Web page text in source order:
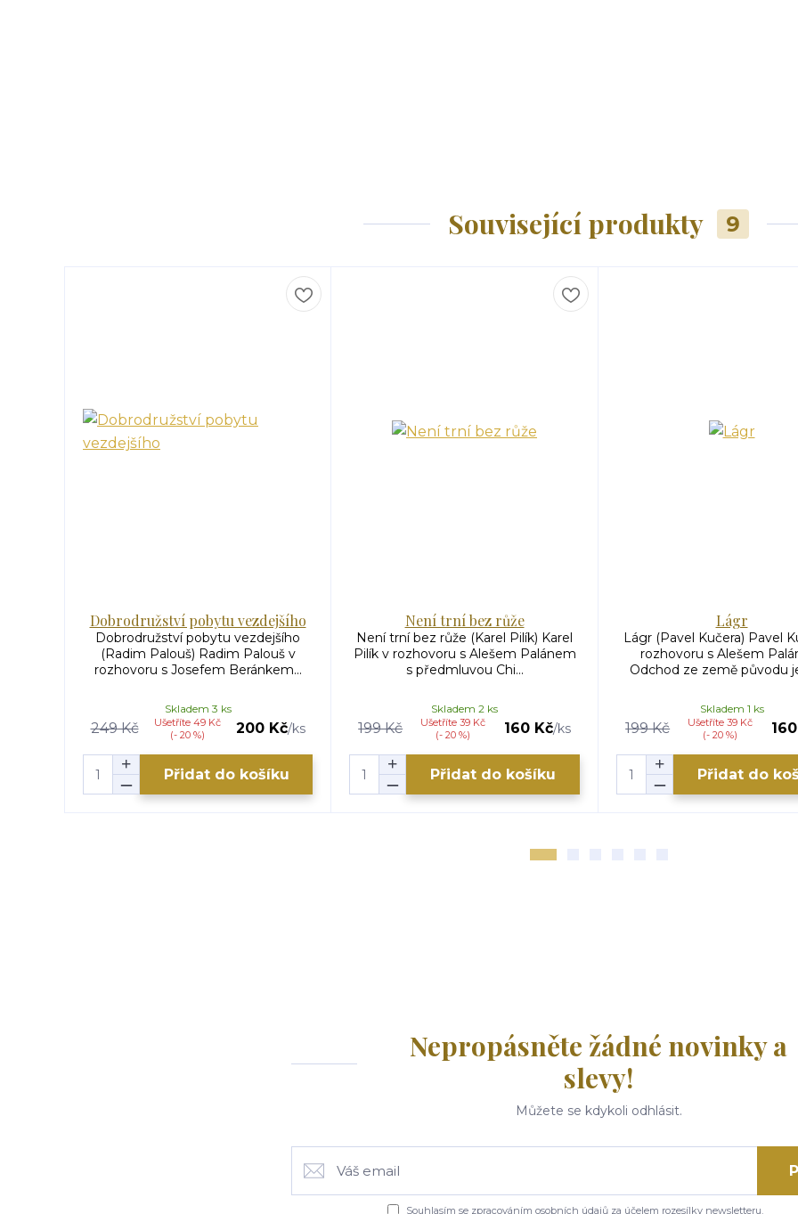
Související produkty 9
Dobrodružství pobytu vezdejšího
Dobrodružství pobytu vezdejšího
(Radim Palouš) Radim Palouš v
rozhovoru s Josefem Beránkem...
249 Kč
Ušetříte 49 Kč
(- 20 %)
200 Kč/ks
Skladem 3 ks
Přidat do košíku
Není trní bez růže
Není trní bez růže (Karel Pilík) Karel
Pilík v rozhovoru s Alešem Palánem
s předmluvou Chi...
199 Kč
Ušetříte 39 Kč
(- 20 %)
160 Kč/ks
Skladem 2 ks
Přidat do košíku
Lágr
Lágr (Pavel Kučera) Pavel
rozhovoru s Alešem
Odchod ze země původu
199 Kč
Ušetříte 39 Kč
(- 20 %)
Skladem 1 ks
Přidat do
Nepropásněte žádné novinky a
slevy!
Můžete se kdykoli odhlásit.
Souhlasím se zpracováním osobních údajůza účelem rozesílky newsletteru.